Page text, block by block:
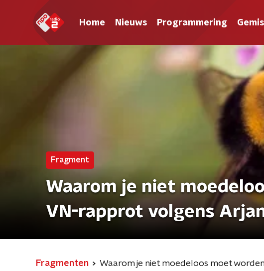
Home Nieuws Programmering
Fragment
Waarom je niet
VN-rapprot volgens
Fragmenten Waarom je niet moedeloos moet